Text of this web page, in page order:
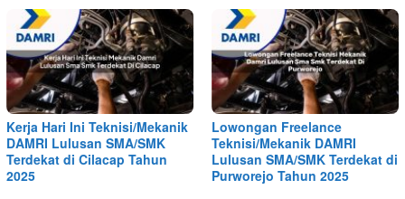
Kerja Hari Ini Teknisi/Mekanik
DAMRI Lulusan SMA/SMK
Terdekat di Cilacap Tahun
2025
Lowongan Freelance
Teknisi/Mekanik DAMRI
Lulusan SMA/SMK Terdekat di
Purworejo Tahun 2025